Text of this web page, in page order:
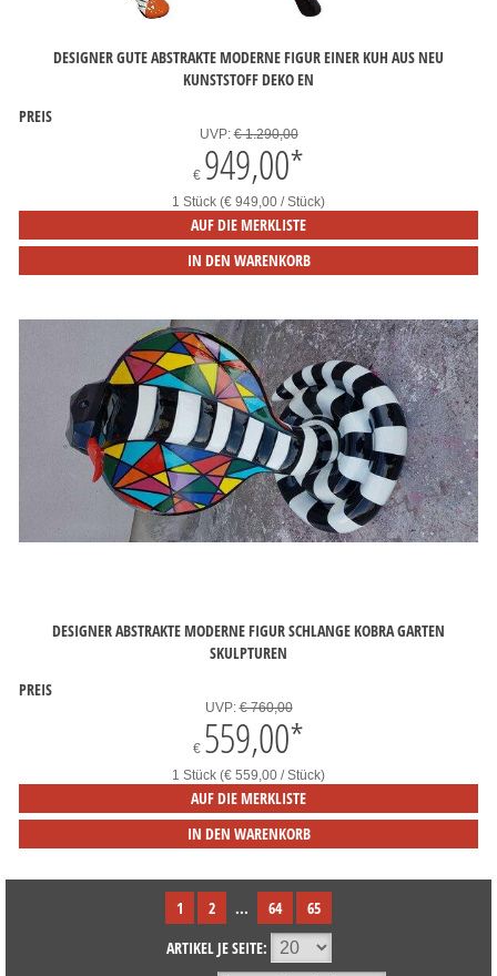
DESIGNER GUTE ABSTRAKTE MODERNE FIGUR EINER KUH AUS NEU
KUNSTSTOFF DEKO EN
PREIS
UVP:€ 1.290,00
€ 949,00*
1 Stück (€ 949,00 / Stück)
AUF DIE MERKLISTE
IN DEN WARENKORB
DESIGNER ABSTRAKTE MODERNE FIGUR SCHLANGE KOBRA GARTEN
SKULPTUREN
PREIS
UVP:€ 760,00
€ 559,00*
1 Stück (€ 559,00 / Stück)
AUF DIE MERKLISTE
IN DEN WARENKORB
1 2 ... 64
65
ARTIKEL JE SEITE: